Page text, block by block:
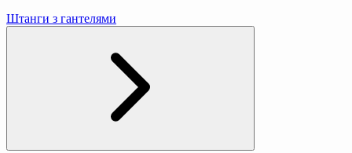
Штанги з гантелями